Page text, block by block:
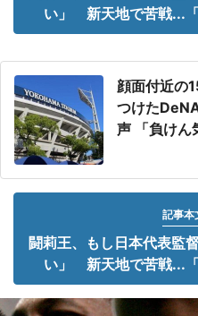
い」 新天地で苦戦...「
顔面付近の
つけた
声 「負けん
記事本
闘莉王、もし日本代表監
い」 新天地で苦戦...「